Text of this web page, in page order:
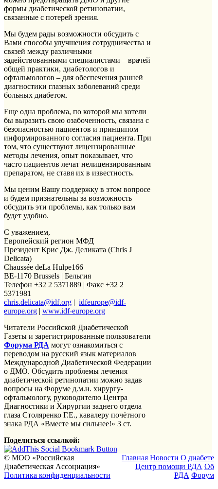
формы диабетической ретинопатии,
связанные с потерей зрения.
Мы будем рады возможности обсудить с
Вами способы улучшения сотрудничества и
связей между различными
задействованными специалистами – врачей
общей практики, диабетологов и
офтальмологов – для обеспечения ранней
диагностики глазных заболеваний среди
больных диабетом.
Еще одна проблема, по которой мы хотели
бы выразить свою озабоченность, связана с
безопасностью пациентов и принципом
информированного согласия пациента. При
том, что существуют лицензированные
методы лечения, опыт показывает, что
часто пациентов лечат нелицензированным
препаратом, не ставя их в известность.
Мы ценим Вашу поддержку в этом вопросе
и будем признательны за возможность
обсудить эти проблемы, как только вам
будет удобно.
С уважением,
Европейский регион МФД
Президент Крис Дж. Деликата (Chris J
Delicata)
Chaussée deLa Hulpe166
BE-1170 Brussels | Бельгия
Телефон +32 2 5371889 | Факс +32 2
5371981
chris.delicata@idf.org | idfeurope@idf-
europe.org | www.idf-europe.org
Читатели Российской Диабетической
Газеты и зарегистрированные пользователи
Форума РДА могут ознакомиться с
переводом на русский язык материалов
Международной Диабетической Федерации
о ДМО. Обсудить проблемы лечения
диабетической ретинопатии можно задав
вопросы на Форуме д.м.н. хирургу-
офтальмологу, руководителю Центра
Диагностики и Хирургии заднего отдела
глаза Столяренко Г.Е., кавалеру почётного
знака РДА «Вместе мы сильнее!» 3 ст.
Поделиться ссылкой:
© МОО «Российская
Диабетическая Ассоциация»
Политика конфиденциальности
Главная Новости О диабете
Центр помощи РДА Об
РДА Форум